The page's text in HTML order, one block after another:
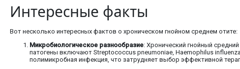
Интересные факты
Вот несколько интересных фактов о хроническом гнойном среднем отите:
Микробиологическое разнообразие: Хронический гнойный
патогены включают Streptococcus pneumoniae, Haemophilus
полимикробная инфекция, что затрудняет выбор эффективной